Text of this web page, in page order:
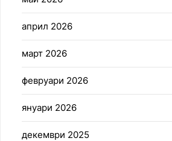
април 2026
март 2026
февруари 2026
януари 2026
декември 2025